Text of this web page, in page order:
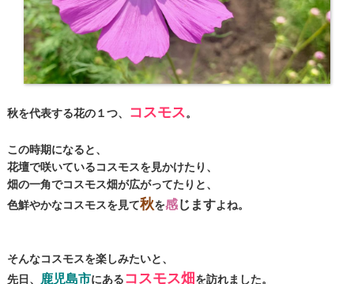
秋を代表する花の１つ、 コスモス。
この時期になると、
花壇で咲いているコスモスを見かけたり、
畑の一角でコスモス畑が広がってたりと、
色鮮やかなコスモスを見て秋を感じますよね。
そんなコスモスを楽しみたいと、
先日、 鹿児島市にあるコスモス畑を訪れました。